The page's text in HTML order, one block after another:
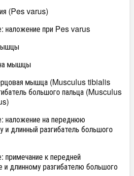
(Pes varus)
наложение при Pes varus
мышцы
мышца (Musculus tibialis
большого пальца (Musculus
наложение на переднюю
длинный разгибатель большого
примечание к передней
длинному разгибателю большого